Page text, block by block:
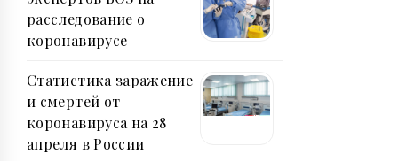
расследование о
коронавирусе
Статистика заражение
и смертей от
коронавируса на 28
апреля в России